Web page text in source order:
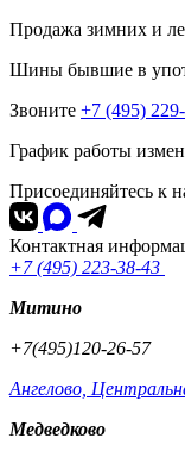
Продажа зимних и
Шины бывшие в
Звоните +7 (495)
График работы
Присоединяйтесь к
Контактная
+7 (495) 223-38-43
Митино
+7(495)120-26-57
Ангелово,
Медведково